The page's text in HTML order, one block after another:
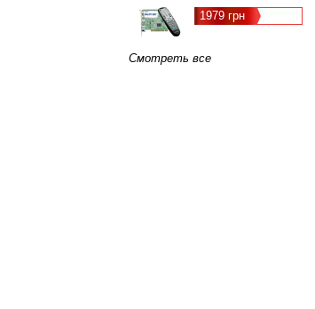
1979 грн
Смотреть все